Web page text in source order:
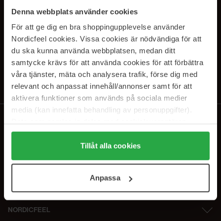
Denna webbplats använder cookies
För att ge dig en bra shoppingupplevelse använder
Nordicfeel cookies. Vissa cookies är nödvändiga för att
du ska kunna använda webbplatsen, medan ditt
samtycke krävs för att använda cookies för att förbättra
våra tjänster, mäta och analysera trafik, förse dig med
relevant och anpassat innehåll/annonser samt för att
aktivera funktioner som används på sociala medier
media (kan innefatta behandling av personuppgifter).
Genom att trycka på "Tillåt alla cookies" accepterar du
alla cookies, medan du under "Detaljer" kan anpassa
användningen av cookies. Du kan när som helst återkalla
samt vår Integritetspolicy.
Tillåt alla cookies
Anpassa
PRENUMERERA PÅ VÅRA
NYHETSBREV
Genom att prenumerera accepterar du vårIntegritetspolicy.
Avprenumerera när som helst.
NORDICFEEL